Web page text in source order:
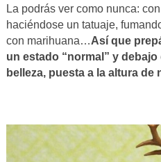
La podrás ver como nunca:
haciéndose un tatuaje,
con marihuana…Así que
un estado “normal” y
belleza, puesta a la altura de